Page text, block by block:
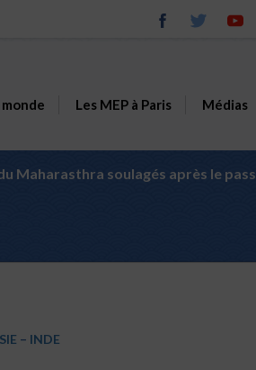
monde Les MEP à Paris Médias
Maharasthra soulagés après le
– INDE